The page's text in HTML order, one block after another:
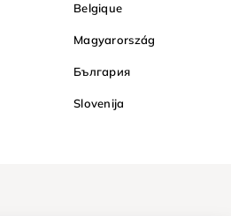
Belgique
Magyarország
България
Slovenija